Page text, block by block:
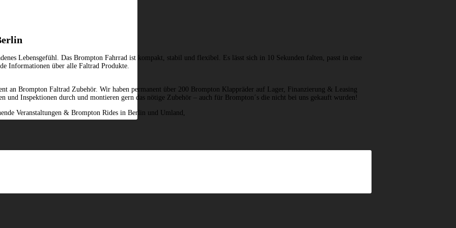
Lebensgefühl. Das Brompton Fahrrad ist kompakt, stabil und flexibel. Es lässt sich in 10 Sekunden falten, passt in eine
Informationen über alle Faltrad Produkte.
an Brompton Faltrad Zubehör. Wir haben permanent über 200 Brompton Klappräder auf Lager, Finanzierung & Leasing
und Inspektionen durch und montieren gern das nötige Zubehör – auch für Brompton´s die nicht bei uns gekauft wurden!
Veranstaltungen & Brompton Rides in Berlin und Umland,